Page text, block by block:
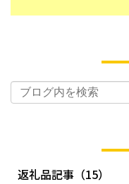
返礼品記事（15）